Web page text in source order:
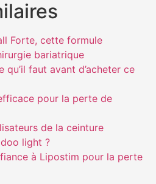
Forte, cette formule
bariatrique
qu’il faut avant d’acheter ce
pour la perte de
de la ceinture
light ?
à Lipostim pour la perte